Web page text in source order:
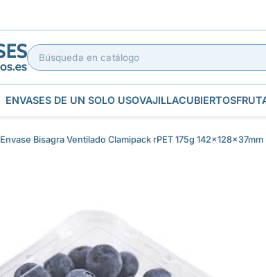
ENVASES DE UN SOLO USOVAJILLACUBIERTOS
Envase Bisagra Ventilado Clamipack rPET 175g 142x128x37mm